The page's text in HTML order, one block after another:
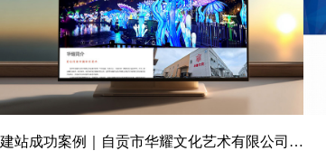
建站成功案例｜自贡市华耀文化艺术有限公司官网定制开发项目